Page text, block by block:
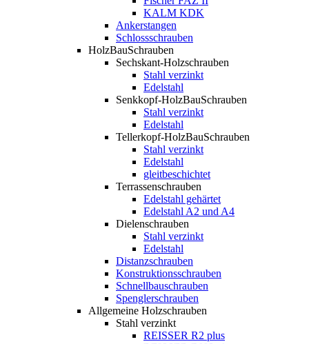
KALM KDK
Ankerstangen
Schlossschrauben
HolzBauSchrauben
Sechskant-Holzschrauben
Stahl verzinkt
Edelstahl
Senkkopf-HolzBauSchrauben
Stahl verzinkt
Edelstahl
Tellerkopf-HolzBauSchrauben
Stahl verzinkt
Edelstahl
gleitbeschichtet
Terrassenschrauben
Edelstahl gehärtet
Edelstahl A2 und A4
Dielenschrauben
Stahl verzinkt
Edelstahl
Distanzschrauben
Konstruktionsschrauben
Schnellbauschrauben
Spenglerschrauben
Allgemeine Holzschrauben
Stahl verzinkt
REISSER R2 plus